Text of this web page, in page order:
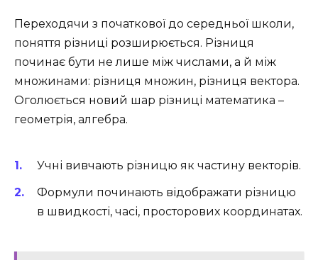
Переходячи з початкової до середньої школи,
поняття різниці розширюється. Різниця
починає бути не лише між числами, а й між
множинами: різниця множин, різниця вектора.
Оголюється новий шар різниці математика –
геометрія, алгебра.
Учні вивчають різницю як частину векторів.
Формули починають відображати різницю
в швидкості, часі, просторових координатах.